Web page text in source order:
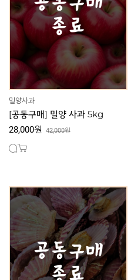
밀양사과
[공동구매] 밀양 사과 5kg
28,000원 42,000원